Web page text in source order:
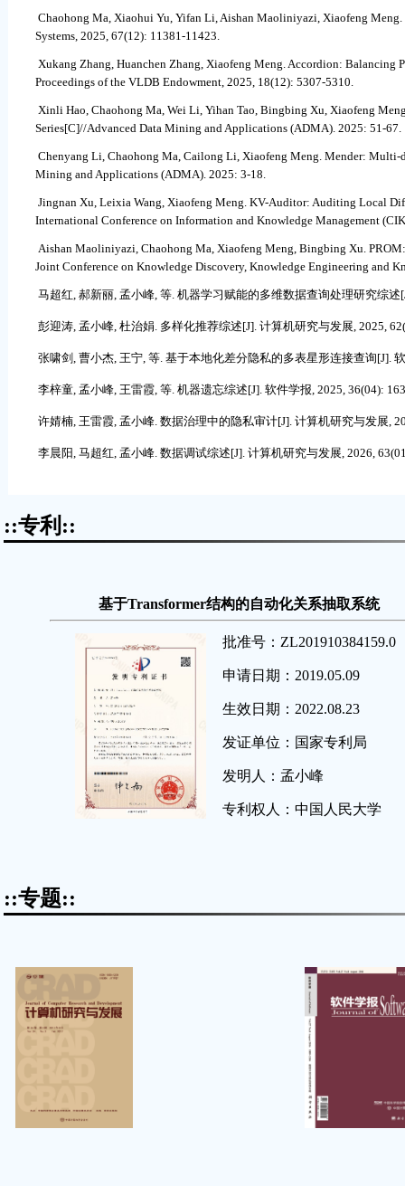
Chaohong Ma, Xiaohui Yu, Yifan Li, Aishan Maoliniyazi, Xiaofeng
Systems, 2025, 67(12): 11381-11423.
Xukang Zhang, Huanchen Zhang, Xiaofeng Meng. Accordion:
Proceedings of the VLDB Endowment, 2025, 18(12): 5307-5310.
Xinli Hao, Chaohong Ma, Wei Li, Yihan Tao, Bingbing Xu, Xiaofeng
Series[C]//Advanced Data Mining and Applications (ADMA). 2025: 51-67.
Chenyang Li, Chaohong Ma, Cailong Li, Xiaofeng Meng. Mender: Multi-
Mining and Applications (ADMA). 2025: 3-18.
Jingnan Xu, Leixia Wang, Xiaofeng Meng. KV-Auditor: Auditing Local
International Conference on Information and Knowledge Management
Aishan Maoliniyazi, Chaohong Ma, Xiaofeng Meng, Bingbing Xu.
Joint Conference on Knowledge Discovery, Knowledge Engineering and
马超红, 郝新丽, 孟小峰, 等. 机器学习赋能的多维数据查询处理研究综述
彭迎涛, 孟小峰, 杜治娟. 多样化推荐综述[J]. 计算机研究与发展, 2025,
张啸剑, 曹小杰, 王宁, 等. 基于本地化差分隐私的多表星形连接查询[J].
李梓童, 孟小峰, 王雷霞, 等. 机器遗忘综述[J]. 软件学报, 2025, 36(04):
许婧楠, 王雷霞, 孟小峰. 数据治理中的隐私审计[J]. 计算机研究与发展,
李晨阳, 马超红, 孟小峰. 数据调试综述[J]. 计算机研究与发展, 2026,
::专利::
基于Transformer结构的自动化关系抽取系统
批准号： ZL201910384159.0
申请日期： 2019.05.09
生效日期： 2022.08.23
发证单位：国家专利局
发明人：孟小峰
专利权人：中国人民大学
::专题::